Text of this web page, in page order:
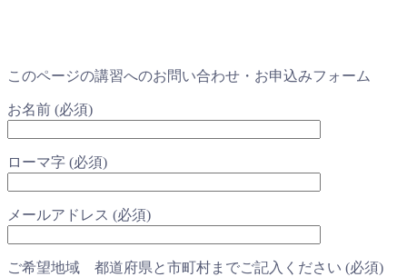
このページの講習へのお問い合わせ・お申込みフォーム
お名前 (必須)
ローマ字 (必須)
メールアドレス (必須)
ご希望地域 都道府県と市町村までご記入ください (必須)